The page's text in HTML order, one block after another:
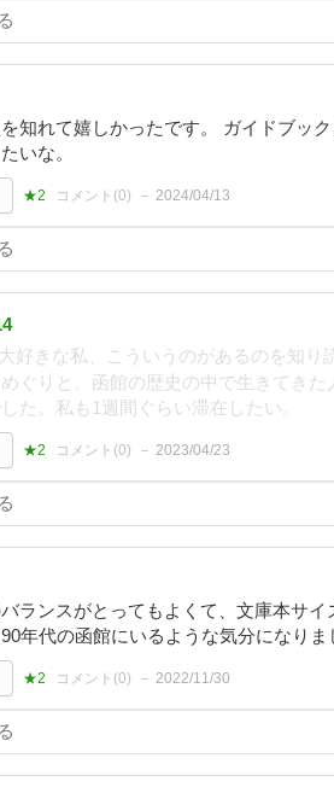
知れて嬉しかったです。 ガイドブッ
いな。
★2 コメント(0) 2024/04/13
好きな私、こういうのがあるのを知り
ぐりと、函館の歴史の中で生きてきた
た。私も1週間ぐらい滞在したい。
★2 コメント(0) 2023/04/23
ランスがとってもよくて、文庫本サ
年代の函館にいるような気分になりま
★2 コメント(0) 2022/11/30